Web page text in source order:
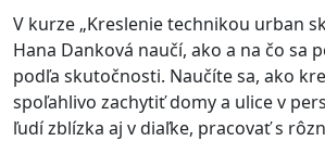
V kurze „Kreslenie technikou urban
Hana Danková naučí, ako a na čo sa
podľa skutočnosti. Naučíte sa, ako
spoľahlivo zachytiť domy a ulice v
ľudí zblízka aj v diaľke, pracovať s